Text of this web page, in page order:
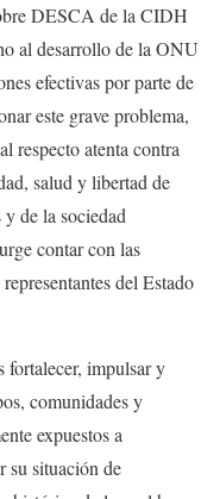
DESCA de la CIDH
al desarrollo de la ONU
efectivas por parte de
este grave problema,
respecto atenta contra
salud y libertad de
y de la sociedad
contar con las
del Estado
fortalecer, impulsar y
comunidades y
expuestos a
su situación de